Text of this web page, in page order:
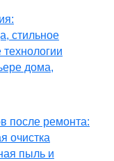
стильное
дома,
после ремонта:
очистка
пыль и